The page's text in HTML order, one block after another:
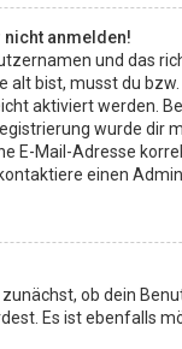
nicht anmelden!
und das
alt bist, musst du
aktiviert werden.
wurde dir
E-Mail-Adresse
einen
ob dein
Es ist ebenfalls